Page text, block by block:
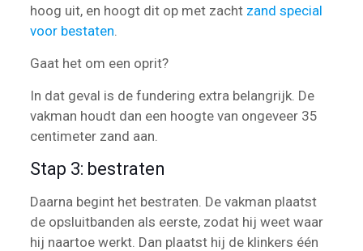
hoog uit, en hoogt dit op met zacht zand special
voor bestaten
Gaat het om een oprit?
In dat geval is de fundering extra belangrijk. De
vakman houdt dan een hoogte van ongeveer 35
centimeter zand aan.
Stap 3: bestraten
Daarna begint het bestraten. De vakman plaatst
de opsluitbanden als eerste, zodat hij weet waar
hij naartoe werkt. Dan plaatst hij de klinkers één